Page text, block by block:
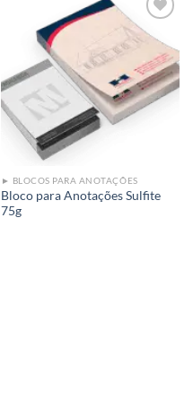
Add to
wishlist
► BLOCOS PARA ANOTAÇÕES
Bloco para Anotações Sulfite
75g